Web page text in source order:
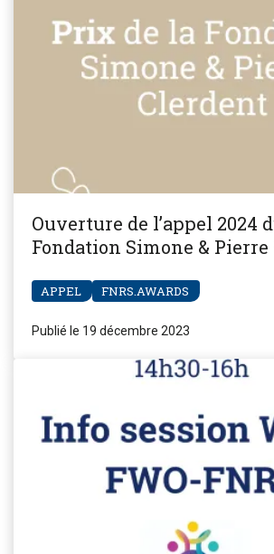
Ouverture de l’appel 2024
Fondation Simone &
APPEL FNRS.AWARDS
Publié le 19 décembre 2023